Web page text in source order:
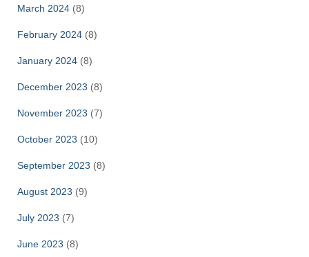
March 2024 (8)
February 2024 (8)
January 2024 (8)
December 2023 (8)
November 2023 (7)
October 2023 (10)
September 2023 (8)
August 2023 (9)
July 2023 (7)
June 2023 (8)